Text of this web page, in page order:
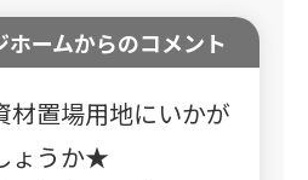
ホームからのコメント
材置場用地にいかが
ょうか★